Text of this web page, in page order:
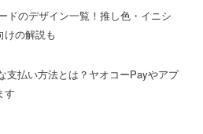
ドのデザイン一覧！推し色・イニシ
けの解説も
支払い方法とは？ヤオコーPayやアプ
す